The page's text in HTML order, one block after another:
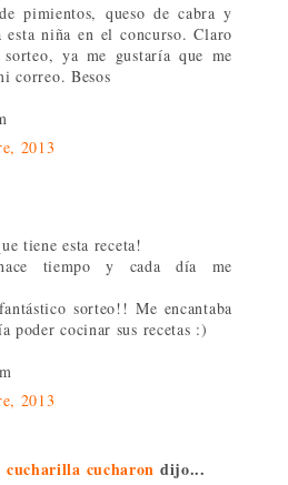
pimientos, queso de cabra y
esta niña en el concurso. Claro
ya me gustaría que me
correo. Besos
2013
tiene esta receta!
tiempo y cada día me
sorteo!! Me encantaba
poder cocinar sus recetas :)
2013
cucharilla cucharon dijo...